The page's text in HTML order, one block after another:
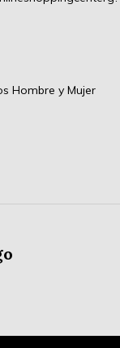
Hombre y Mujer